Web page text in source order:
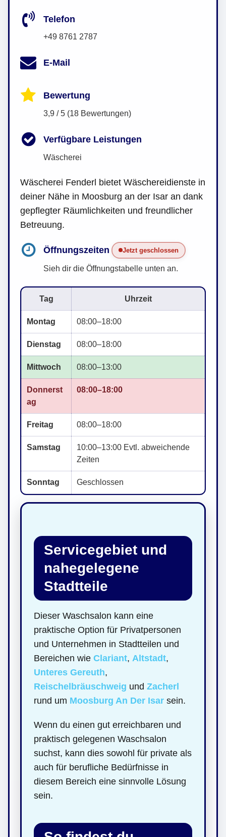
Telefon
+49 8761 2787
E-Mail
Bewertung
3,9 / 5 (18 Bewertungen)
Verfügbare Leistungen
Wäscherei
Wäscherei Fenderl bietet Wäschereidienste in
deiner Nähe in Moosburg an der Isar an dank
gepflegter Räumlichkeiten und freundlicher
Betreuung.
Öffnungszeiten Jetzt geschlossen
Sieh dir die Öffnungstabelle unten an.
Tag Uhrzeit
Montag 08:00–18:00
Dienstag 08:00–18:00
Mittwoch 08:00–13:00
Donnerst
ag
08:00–18:00
Freitag 08:00–18:00
Samstag
10:00–13:00 Evtl. abweichende
Zeiten
Sonntag Geschlossen
Servicegebiet und
nahegelegene
Stadtteile
Dieser Waschsalon kann eine
praktische Option für Privatpersonen
und Unternehmen in Stadtteilen und
Bereichen wie Clariant, Altstadt,
Unteres Gereuth,
Reischelbräuschweig und Zacherl
rund um Moosburg An Der Isar sein.
Wenn du einen gut erreichbaren und
praktisch gelegenen Waschsalon
suchst, kann dies sowohl für private als
auch für berufliche Bedürfnisse in
diesem Bereich eine sinnvolle Lösung
sein.